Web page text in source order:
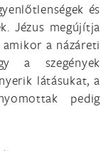
és
Jézus megújítja
amikor a názáreti
a szegények
látásukat, a
pedig